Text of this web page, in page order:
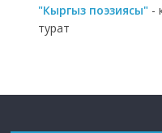
"Кыргыз поэзиясы" -
турат